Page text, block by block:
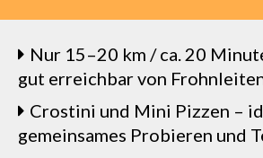
Nur 15–20 km / ca. 20
gut erreichbar von
Crostini und Mini Pizzen –
gemeinsames Probieren und